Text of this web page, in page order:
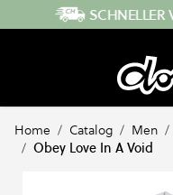
Direkt zum InhaltSCHNELLER
Home / Catalog / Men /
/ Obey Love In A Void